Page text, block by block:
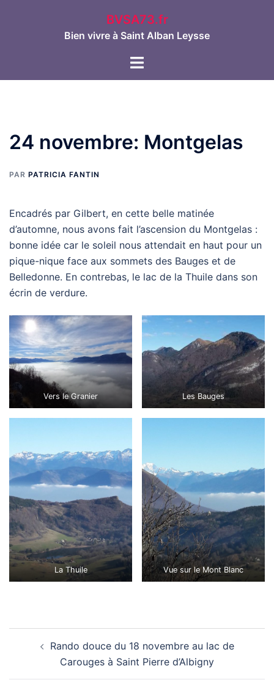
BVSA73.fr
Bien vivre à Saint Alban Leysse
Ouvrir/fermer
24 novembre: Montgelas
PAR PATRICIA FANTIN
Encadrés par Gilbert, en cette belle matinée
d’automne, nous avons fait l’ascension du Montgelas :
bonne idée car le soleil nous attendait en haut pour un
pique-nique face aux sommets des Bauges et de
Belledonne. En contrebas, le lac de la Thuile dans son
écrin de verdure.
Vers le Granier Les Bauges
La Thuile Vue sur le Mont Blanc
d’articleRando douce du 18 novembre au lac de
Carouges à Saint Pierre d’Albigny